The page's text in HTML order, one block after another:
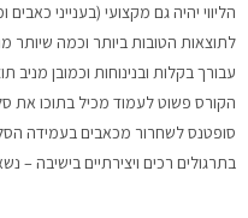
הליווי יהיה גם מקצועי (בענייני
לתוצאות הטובות ביותר וכמה
עבורך בקלות ובנינוחות וכמובן מניב
הקורס פשוט לעמוד מכיל בתוכו את
סופטנס לשחרור מכאבים בעמידה
בתרגולים רכים ויצירתיים בישיבה –